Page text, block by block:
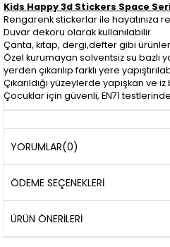
Kids Happy 3d Stickers Space
Rengarenk stickerlar ile hayatınıza
Duvar dekoru olarak kullanılabilir.
Çanta, kitap, dergi,defter gibi
Özel kurumayan solventsiz su bazlı
yerden çıkarılıp farklı yere
Çıkarıldığı yüzeylerde yapışkan ve iz
Çocuklar için güvenli, EN71
YORUMLAR(0)
ÖDEME SEÇENEKLERI
ÜRÜN ÖNERILERI